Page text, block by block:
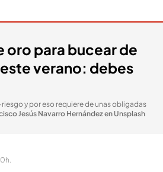
oro para bucear de
verano: debes
y por eso requiere de unas obligadas
Jesús Navarro Hernández en Unsplash